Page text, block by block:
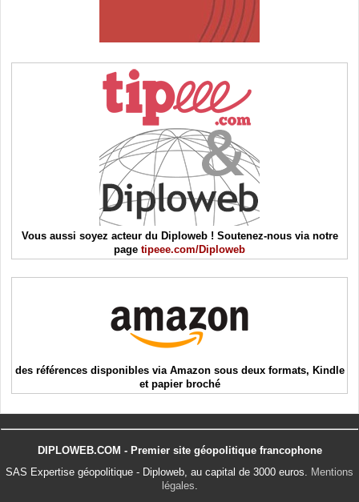
Vous aussi soyez acteur du Diploweb ! Soutenez-nous via notre
page tipeee.com/Diploweb
des références disponibles via Amazon sous deux formats, Kindle
et papier broché
DIPLOWEB.COM - Premier site géopolitique francophone
SAS Expertise géopolitique - Diploweb, au capital de 3000 euros. Mentions
légales.